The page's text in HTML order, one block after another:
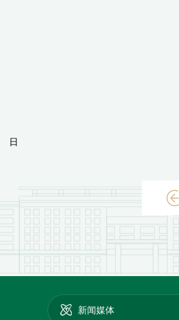
基础所
2016年6
日
新闻媒体